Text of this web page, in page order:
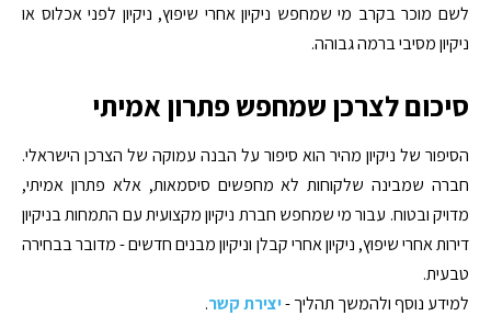
לשם מוכר בקרב מי שמחפש ניקיון אחרי שיפוץ, ניקיון לפני אכלוס או
ניקיון מסיבי ברמה גבוהה.
סיכום לצרכן שמחפש פתרון אמיתי
הסיפור של ניקיון מהיר הוא סיפור על הבנה עמוקה של הצרכן הישראלי.
חברה שמבינה שלקוחות לא מחפשים סיסמאות, אלא פתרון אמיתי,
מדויק ובטוח. עבור מי שמחפש חברת ניקיון מקצועית עם התמחות בניקיון
דירות אחרי שיפוץ, ניקיון אחרי קבלן וניקיון מבנים חדשים - מדובר בבחירה
טבעית.
למידע נוסף ולהמשך תהליך -יצירת קשר.